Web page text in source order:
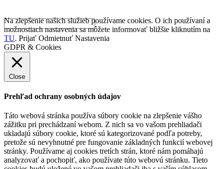
Na zlepšenie našich služieb používame cookies. O ich používaní a
možnostiach nastavenia sa môžete informovať bližšie kliknutím na
TU. Prijať Odmietnuť Nastavenia
GDPR & Cookies
Close
Prehľad ochrany osobných údajov
Táto webová stránka používa súbory cookie na zlepšenie vášho
zážitku pri prechádzaní webom. Z nich sa vo vašom prehliadači
ukladajú súbory cookie, ktoré sú kategorizované podľa potreby,
pretože sú nevyhnutné pre fungovanie základných funkcií webovej
stránky. Používame aj cookies tretích strán, ktoré nám pomáhajú
analyzovať a pochopiť, ako používate túto webovú stránku. Tieto